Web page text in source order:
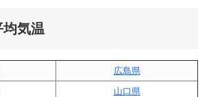
気温
広島県
山口県